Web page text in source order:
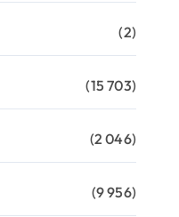
(2)
(15 703)
(2 046)
(9 956)